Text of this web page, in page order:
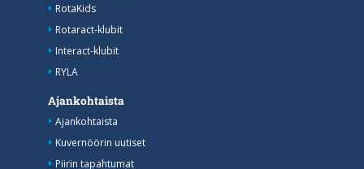
RotaKids
Rotaract-klubit
Interact-klubit
RYLA
Ajankohtaista
Ajankohtaista
Kuvernöörin uutiset
Piirin tapahtumat